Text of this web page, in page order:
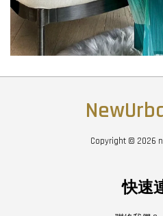
Copyright © 2026
快速